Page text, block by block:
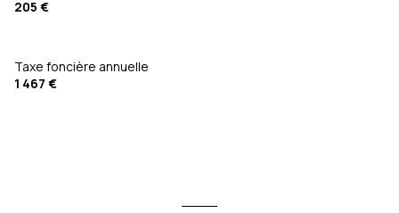
205 €
Taxe foncière annuelle
1 467 €